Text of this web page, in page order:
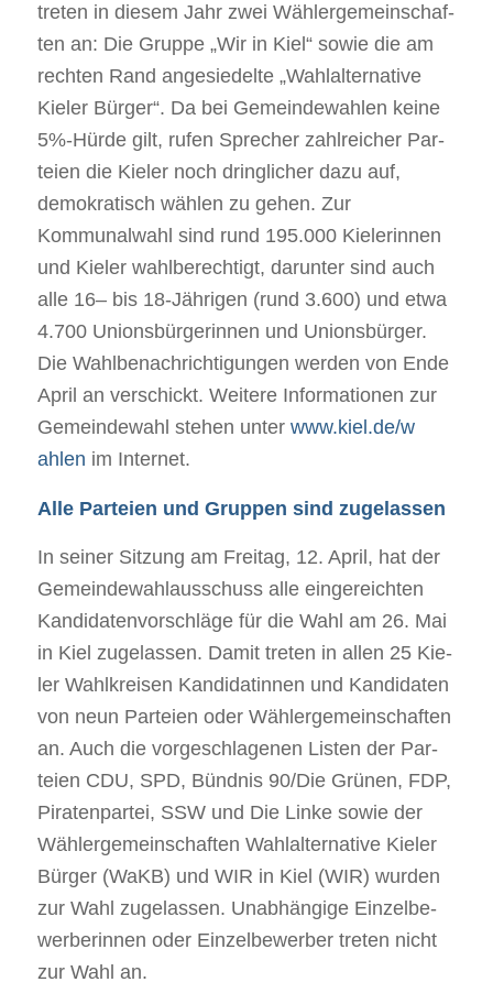
tre­ten in die­sem Jahr zwei Wäh­ler­ge­mein­schaf­
ten an: Die Gruppe „Wir in Kiel“ sowie die am
rech­ten Rand ange­sie­delte „Wahl­al­ter­na­tive
Kie­ler Bür­ger“. Da bei Gemein­de­wah­len keine
5%-Hürde gilt, rufen Spre­cher zahl­rei­cher Par­
teien die Kie­ler noch dring­li­cher dazu auf,
demo­kra­tisch wäh­len zu gehen. Zur
Kommunal­wahl sind rund 195.000 Kie­le­rin­nen
und Kie­ler wahl­be­rech­tigt, dar­un­ter sind auch
alle 16– bis 18‐​Jährigen (rund 3.600) und etwa
4.700 Uni­ons­bür­ge­rin­nen und Uni­ons­bür­ger.
Die Wahl­be­nach­rich­ti­gun­gen wer­den von Ende
April an ver­schickt. Wei­tere Infor­ma­tio­nen zur
Gemein­de­wahl ste­hen unter www​.kiel​.de/​w​
ahlen im Internet.
Alle Parteien und Gruppen sind zugelassen
In sei­ner Sit­zung am Frei­tag, 12. April, hat der
Gemein­de­wahl­aus­schuss alle ein­ge­reich­ten
Kan­di­da­ten­vor­schläge für die Wahl am 26. Mai
in Kiel zuge­las­sen. Damit tre­ten in allen 25 Kie­
ler Wahl­krei­sen Kan­di­da­tin­nen und Kan­di­da­ten
von neun Par­teien oder Wäh­ler­ge­mein­schaf­ten
an. Auch die vor­ge­schla­ge­nen Lis­ten der Par­
teien CDU, SPD, Bünd­nis 90/​Die Grü­nen, FDP,
Pira­ten­par­tei, SSW und Die Linke sowie der
Wäh­ler­ge­mein­schaf­ten Wahl­al­ter­na­tive Kie­ler
Bür­ger (WaKB) und WIR in Kiel (WIR) wur­den
zur Wahl zuge­las­sen. Unab­hän­gige Ein­zel­be­
wer­be­rin­nen oder Ein­zel­be­wer­ber tre­ten nicht
zur Wahl an.